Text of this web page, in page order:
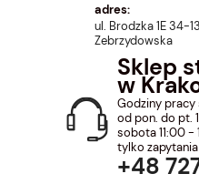
adres:
ul. Brodzka 1E 34-
Zebrzydowska
Sklep
w
Godziny pracy
od pon. do pt.
sobota 11:00 -
tylko
+48